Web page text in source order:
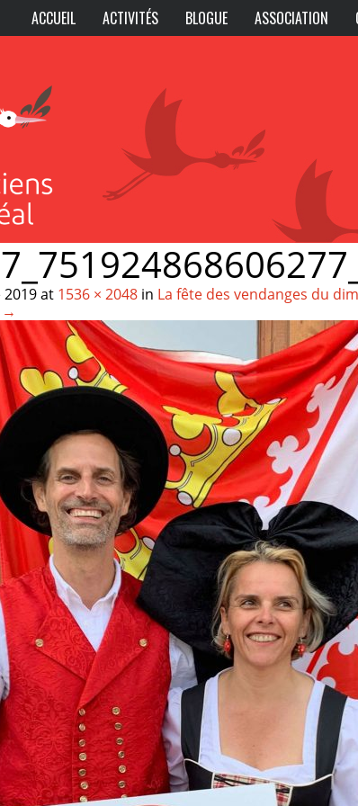
ACCUEIL ACTIVITÉS BLOGUE ASSOCIATION
at 1536 × 2048 in La fête des vendanges du
→